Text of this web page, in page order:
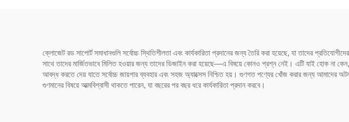
ক্লোজেট রড সাপোর্ট সমাধানগুলি সর্বোচ্চ স্থিতিশীলতা এবং কার্যকারিতা প্রদানের জন্য তৈরি করা হয়েছে, যা তাদের
সাথে তাদের মার্জিতভাবে মিলিত হওয়ার জন্য তাদের ডিজাইন করা হয়েছে—এ বিষয়ে কোনও প্রশ্ন নেই। এটি যাই হোক না
আবদ্ধ করতে দেয় যাতে সর্বোচ্চ জায়গার ব্যবহার এবং সহজ অ্যাক্সেস নিশ্চিত হয়। গুণগত পণ্যের খোঁজ করার জন্য আমাদের অটল
গুণমানের বিষয়ে আত্মবিশ্বাসী থাকতে পারেন, যা বছরের পর বছর ধরে কার্যকারিতা প্রদান করবে।